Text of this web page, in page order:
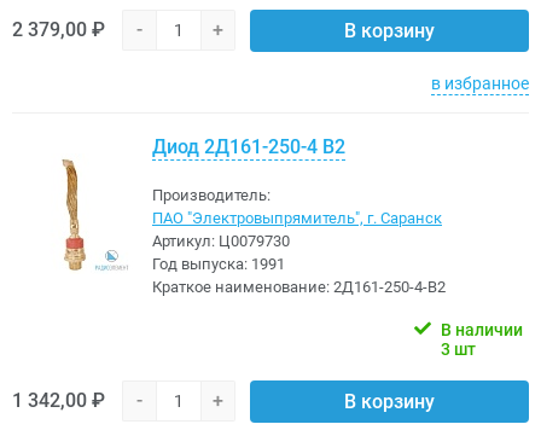
2 379,00 ₽ - + В корзину
в избранное
Диод 2Д161-250-4 В2
Производитель:
ПАО "Электровыпрямитель", г. Саранск
Артикул: Ц0079730
Год выпуска: 1991
Краткое наименование: 2Д161-250-4-В2
В наличии
3 шт
1 342,00 ₽ - + В корзину